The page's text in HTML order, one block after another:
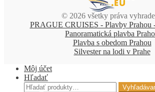
© 2026 všetky práva
PRAGUE CRUISES - Plavby Prahou
Panoramatická plavba
Plavba s obedom Prahou
Silvester na lodi v Prahe
Môj účet
Hľadať
Hľadať: